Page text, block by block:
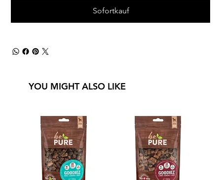
Sofortkauf
YOU MIGHT ALSO LIKE